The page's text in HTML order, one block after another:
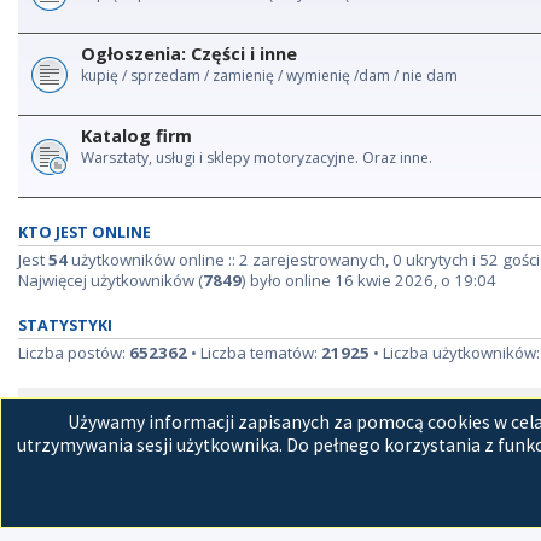
Ogłoszenia: Części i inne
kupię / sprzedam / zamienię / wymienię /dam / nie dam
Katalog firm
Warsztaty, usługi i sklepy motoryzacyjne. Oraz inne.
KTO JEST ONLINE
Jest54użytkowników online :: 2 zarejestrowanych, 0 ukrytych i 52
Najwięcej użytkowników (7849) było online 16 kwie 2026, o 19:04
STATYSTYKI
Liczba postów: 652362 • Liczba tematów: 21925 • Liczba użytkowników:
Używamy informacji zapisanych za pomocą cookies w
utrzymywania sesji użytkownika. Do pełnego korzystania z
Strona główna